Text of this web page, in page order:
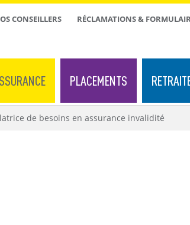
CONSEILLERS RÉCLAMATIONS &
PLACEMENTS
de besoins en assurance invalidité